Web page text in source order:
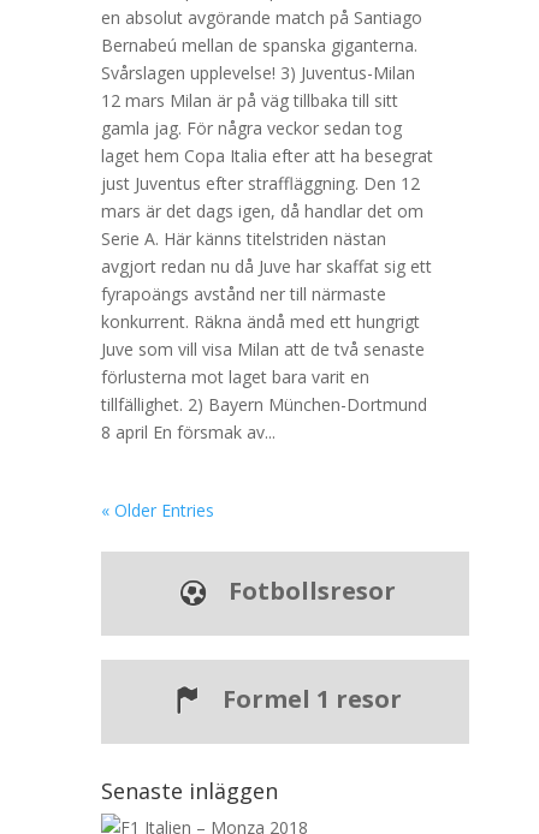
en absolut avgörande match på Santiago
Bernabeú mellan de spanska giganterna.
Svårslagen upplevelse! 3) Juventus-Milan
12 mars Milan är på väg tillbaka till sitt
gamla jag. För några veckor sedan tog
laget hem Copa Italia efter att ha besegrat
just Juventus efter straffläggning. Den 12
mars är det dags igen, då handlar det om
Serie A. Här känns titelstriden nästan
avgjort redan nu då Juve har skaffat sig ett
fyrapoängs avstånd ner till närmaste
konkurrent. Räkna ändå med ett hungrigt
Juve som vill visa Milan att de två senaste
förlusterna mot laget bara varit en
tillfällighet. 2) Bayern München-Dortmund
8 april En försmak av...
« Older Entries
Fotbollsresor
Formel 1 resor
Senaste inläggen